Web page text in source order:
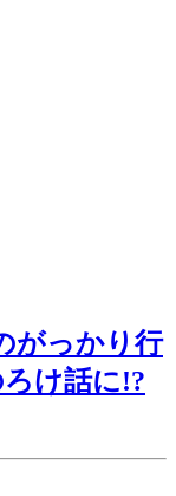
がっかり行
け話に!?